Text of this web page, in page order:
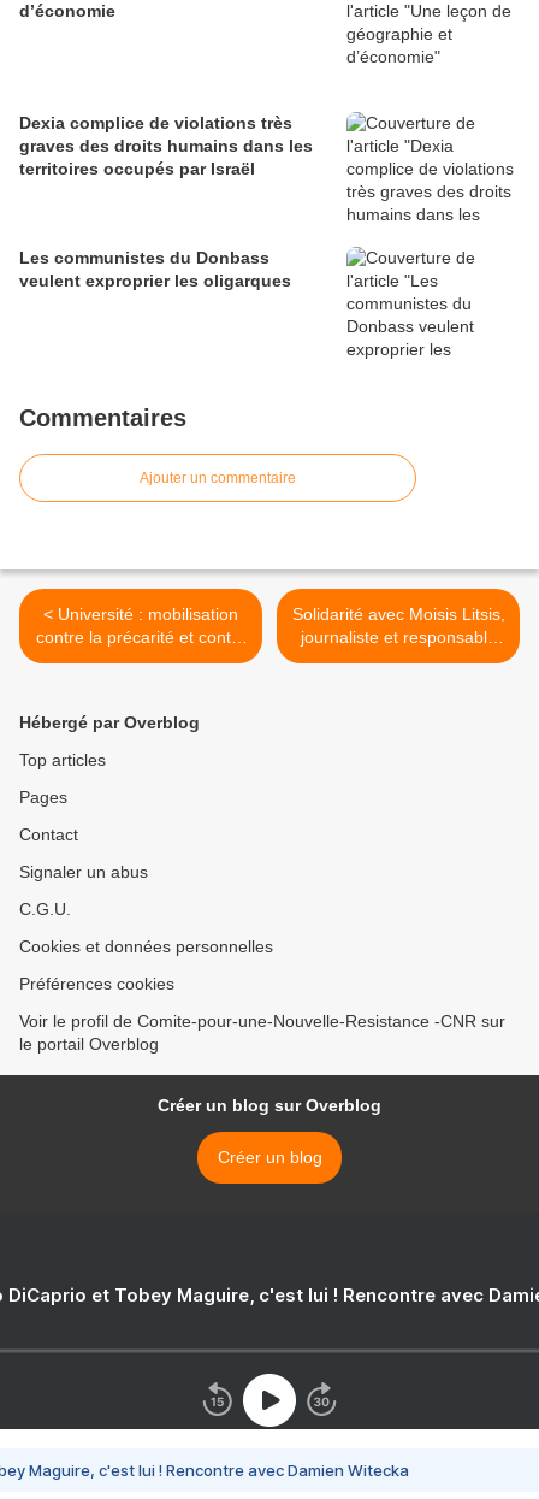
d’économie
Dexia complice de violations très
graves des droits humains dans les
territoires occupés par Israël
Les communistes du Donbass
veulent exproprier les oligarques
Commentaires
Ajouter un commentaire
< Université : mobilisation
contre la précarité et contre
la poursuite de la politique
Solidarité avec Moisis Litsis,
journaliste et responsable
syndical grec, menacé par
Hébergé par Overblog
Top articles
Pages
Contact
Signaler un abus
C.G.U.
Cookies et données personnelles
Préférences cookies
Voir le profil de Comite-pour-une-Nouvelle-Resistance -CNR sur
le portail Overblog
Créer un blog sur Overblog
Créer un blog
DiCaprio et Tobey Maguire, c'est lui ! Rencontre avec
Maguire, c'est lui ! Rencontre avec Damien Witecka